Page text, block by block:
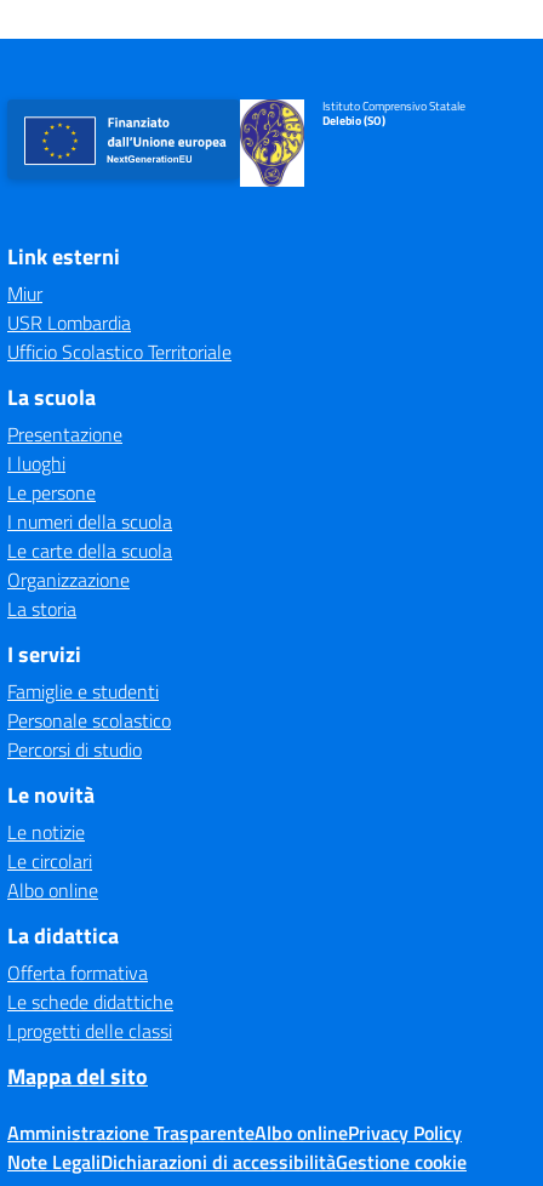
Istituto Comprensivo Statale
Delebio (SO)
Link esterni
Miur
USR Lombardia
Ufficio Scolastico Territoriale
La scuola
Presentazione
I luoghi
Le persone
I numeri della scuola
Le carte della scuola
Organizzazione
La storia
I servizi
Famiglie e studenti
Personale scolastico
Percorsi di studio
Le novità
Le notizie
Le circolari
Albo online
La didattica
Offerta formativa
Le schede didattiche
I progetti delle classi
Mappa del sito
Amministrazione TrasparenteAlbo onlinePrivacy Policy
Note LegaliDichiarazioni di accessibilitàGestione cookie